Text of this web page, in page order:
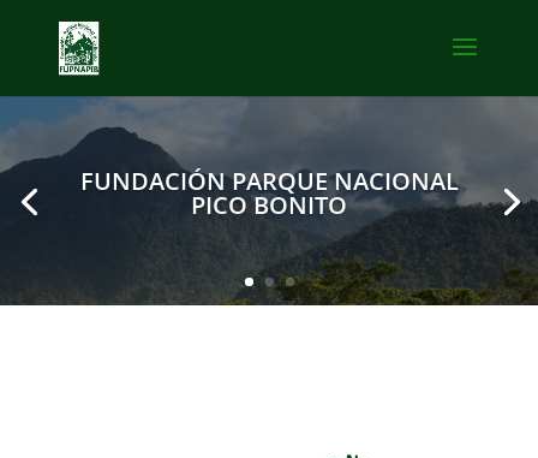
FUNDACIÓN PARQUE NACIONAL
PICO BONITO